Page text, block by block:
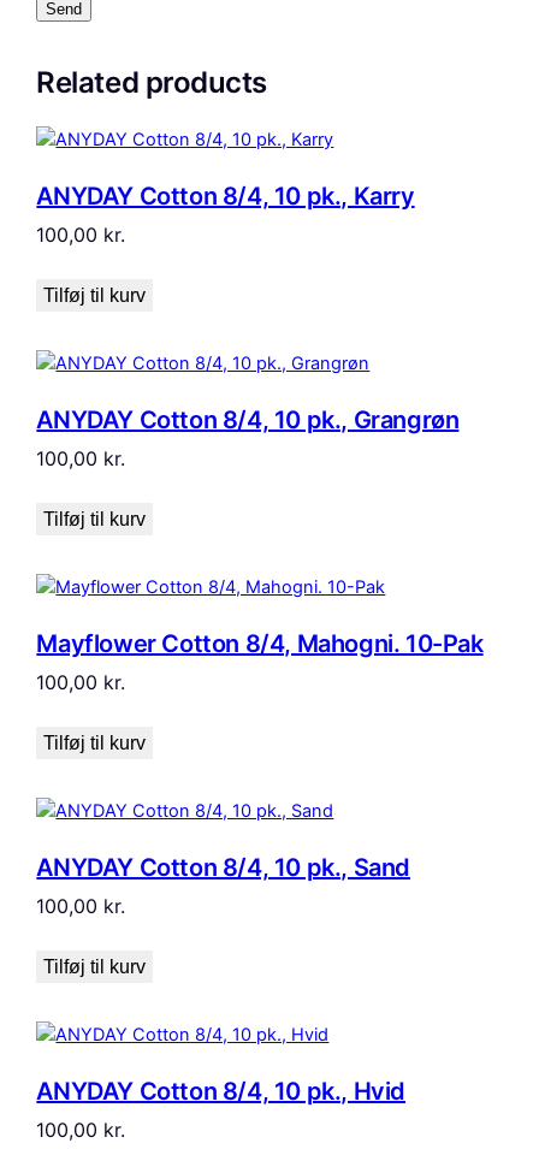
Related products
ANYDAY Cotton 8/4, 10 pk., Karry
100,00 kr.
Tilføj til kurv
ANYDAY Cotton 8/4, 10 pk., Grangrøn
100,00 kr.
Tilføj til kurv
Mayflower Cotton 8/4, Mahogni. 10-Pak
100,00 kr.
Tilføj til kurv
ANYDAY Cotton 8/4, 10 pk., Sand
100,00 kr.
Tilføj til kurv
ANYDAY Cotton 8/4, 10 pk., Hvid
100,00 kr.